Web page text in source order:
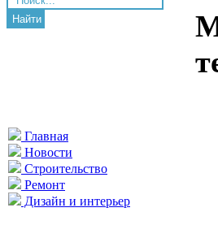
Найти
Главная
Новости
Строительство
Ремонт
Дизайн и интерьер